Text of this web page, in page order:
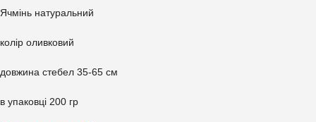
Ячмінь натуральний
колір оливковий
довжина стебел 35-65 см
в упаковці 200 гр